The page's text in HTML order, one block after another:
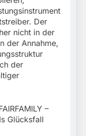
Der
nicht in der
der Annahme,
der
–
Glücksfall